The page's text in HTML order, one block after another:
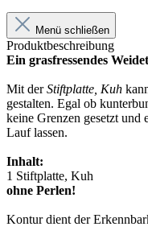
Menü schließen
Produktbeschreibung
Ein grasfressendes
Mit derStiftplatte, Kuh
gestalten. Egal ob
keine Grenzen gesetzt und
Lauf lassen.
Inhalt:
1 Stiftplatte, Kuh
ohne Perlen!
Kontur dient der